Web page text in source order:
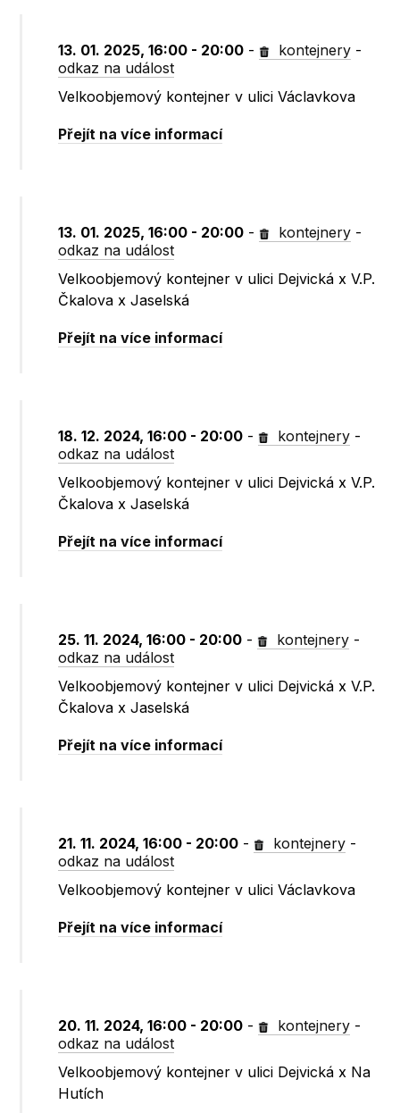
13. 01. 2025, 16:00 - 20:00 - kontejnery -
odkaz na událost
Velkoobjemový kontejner v ulici Václavkova
Přejít na více informací
13. 01. 2025, 16:00 - 20:00 - kontejnery -
odkaz na událost
Velkoobjemový kontejner v ulici Dejvická x V.P.
Čkalova x Jaselská
Přejít na více informací
18. 12. 2024, 16:00 - 20:00 - kontejnery -
odkaz na událost
Velkoobjemový kontejner v ulici Dejvická x V.P.
Čkalova x Jaselská
Přejít na více informací
25. 11. 2024, 16:00 - 20:00 - kontejnery -
odkaz na událost
Velkoobjemový kontejner v ulici Dejvická x V.P.
Čkalova x Jaselská
Přejít na více informací
21. 11. 2024, 16:00 - 20:00 - kontejnery -
odkaz na událost
Velkoobjemový kontejner v ulici Václavkova
Přejít na více informací
20. 11. 2024, 16:00 - 20:00 - kontejnery -
odkaz na událost
Velkoobjemový kontejner v ulici Dejvická x Na
Hutích